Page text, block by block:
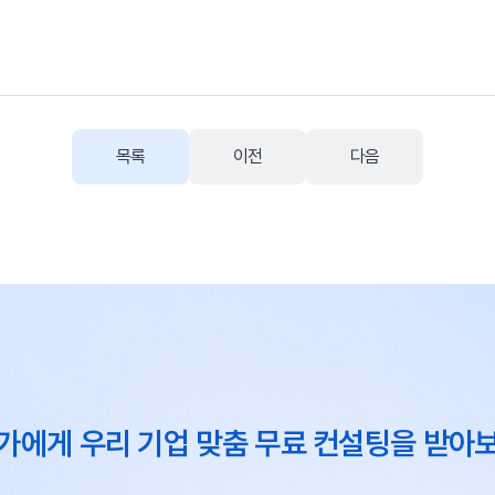
목록 이전 다음
에게 우리 기업 맞춤 무료 컨설팅을 받아